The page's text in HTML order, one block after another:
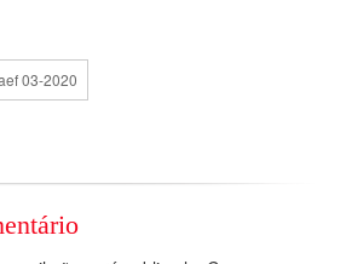
03-2020